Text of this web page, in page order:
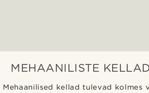
MEHAANILISTE
Mehaanilised kellad tulevad kolmes